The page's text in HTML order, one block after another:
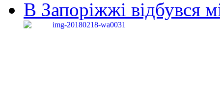
В Запоріжжі відбувся